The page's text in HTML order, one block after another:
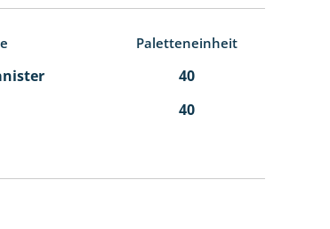
Paletteneinheit
40
40